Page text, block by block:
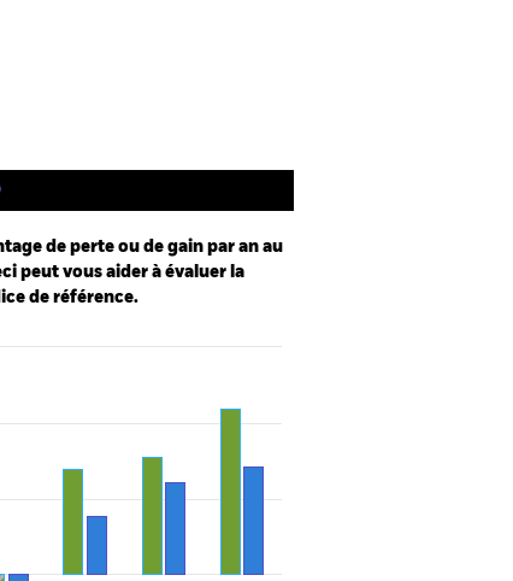
de perte ou de gain par an au
peut vous aider à évaluer la
de référence.